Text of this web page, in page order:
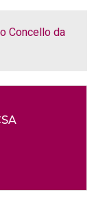
Concello da